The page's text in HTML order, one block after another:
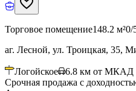
Торговое помещение148.2 м²0/
аг. Лесной, ул. Троицкая, 35,
Логойское 6.8 км от МКАД
Срочная продажа с